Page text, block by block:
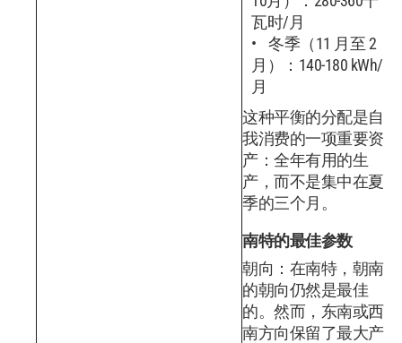
瓦时/月
冬季（11 月至 2
月）：140-180 kWh/
月
这种平衡的分配是自
我消费的一项重要资
产：全年有用的生
产，而不是集中在夏
季的三个月。
南特的最佳参数
朝向：在南特，朝南
的朝向仍然是最佳
的。然而，东南或西
南方向保留了最大产